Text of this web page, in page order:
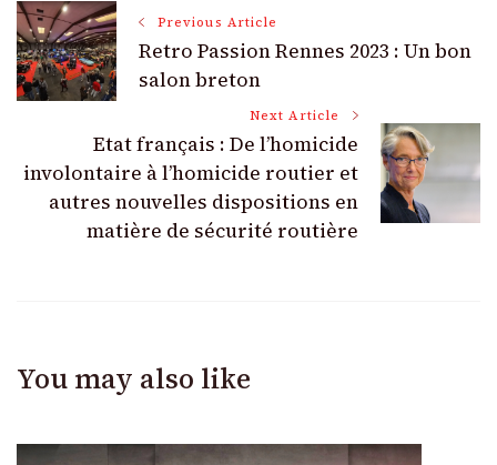
Post
Navigation
Previous Article
Retro Passion Rennes 2023 : Un bon
salon breton
Next Article
Etat français : De l’homicide
involontaire à l’homicide routier et
autres nouvelles dispositions en
matière de sécurité routière
You may also like